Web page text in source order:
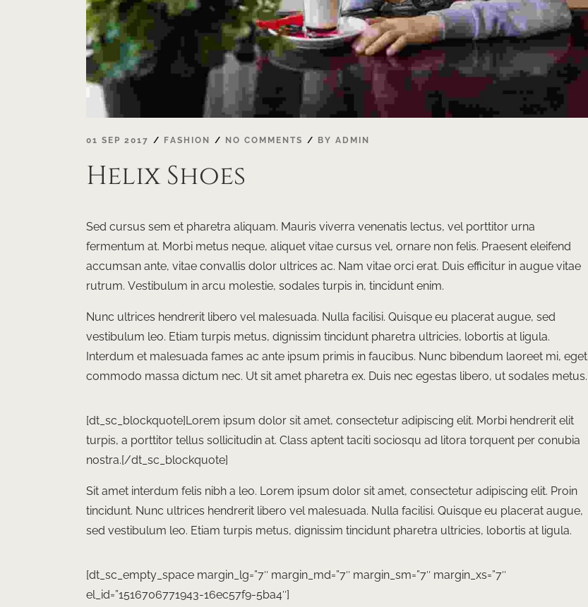
01 SEP 2017 FASHION NO COMMENTS BY ADMIN
Helix Shoes
Sed cursus sem et pharetra aliquam. Mauris viverra venenatis lectus, vel porttitor urna
fermentum at. Morbi metus neque, aliquet vitae cursus vel, ornare non felis. Praesent eleifend
accumsan ante, vitae convallis dolor ultrices ac. Nam vitae orci erat. Duis efficitur in augue vitae
rutrum. Vestibulum in arcu molestie, sodales turpis in, tincidunt enim.
Nunc ultrices hendrerit libero vel malesuada. Nulla facilisi. Quisque eu placerat augue, sed
vestibulum leo. Etiam turpis metus, dignissim tincidunt pharetra ultricies, lobortis at ligula.
Interdum et malesuada fames ac ante ipsum primis in faucibus. Nunc bibendum laoreet mi, eget
commodo massa dictum nec. Ut sit amet pharetra ex. Duis nec egestas libero, ut sodales metus.
[dt_sc_blockquote]Lorem ipsum dolor sit amet, consectetur adipiscing elit. Morbi hendrerit elit
turpis, a porttitor tellus sollicitudin at. Class aptent taciti sociosqu ad litora torquent per conubia
nostra.[/dt_sc_blockquote]
Sit amet interdum felis nibh a leo. Lorem ipsum dolor sit amet, consectetur adipiscing elit. Proin
tincidunt. Nunc ultrices hendrerit libero vel malesuada. Nulla facilisi. Quisque eu placerat augue,
sed vestibulum leo. Etiam turpis metus, dignissim tincidunt pharetra ultricies, lobortis at ligula.
[dt_sc_empty_space margin_lg=”7″ margin_md=”7″ margin_sm=”7″ margin_xs=”7″
el_id=”1516706771943-16ec57f9-5ba4″]